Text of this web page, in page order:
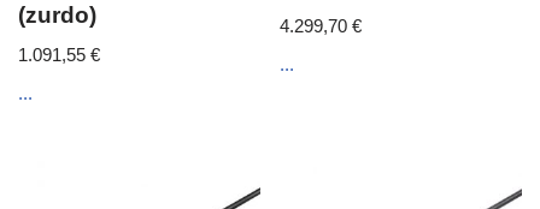
(zurdo)
1.091,55 €
...
4.299,70€
...